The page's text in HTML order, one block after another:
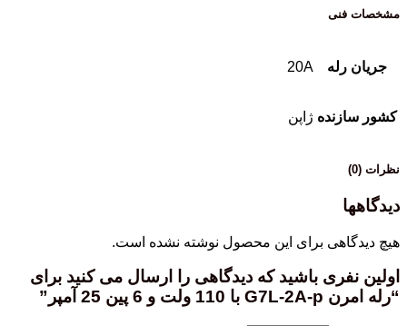
مشخصات فنی
جریان رله 20A
کشور سازنده ژاپن
نظرات (0)
دیدگاهها
هیچ دیدگاهی برای این محصول نوشته نشده است.
اولین نفری باشید که دیدگاهی را ارسال می کنید برای
“رله امرن G7L-2A-p با 110‌ ولت و 6 پین 25 آمپر”